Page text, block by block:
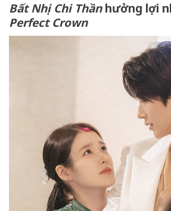
Bất Nhị Chi Thầnhưởng lợi
Perfect Crown